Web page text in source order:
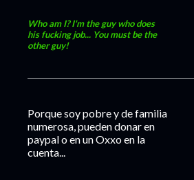
Who am I? I'm the guy who does
his fucking job... You must be the
other guy!
Porque soy pobre y de familia
numerosa, pueden donar en
paypal o en un Oxxo en la
cuenta...